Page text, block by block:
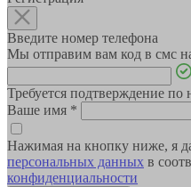
Введите номер телефона
Мы отправим вам код в смс
Требуется подтверждение по
Ваше имя *
Нажимая на кнопку ниже, я
персональных данных в
конфиденциальности